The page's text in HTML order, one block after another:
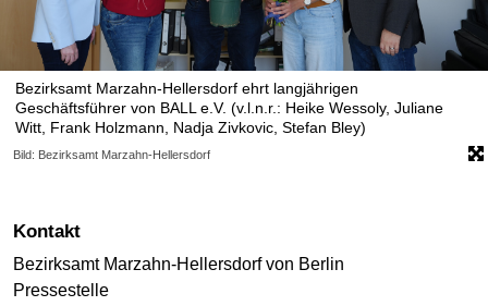
Bezirksamt Marzahn-Hellersdorf ehrt langjährigen
Geschäftsführer von BALL e.V. (v.l.n.r.: Heike Wessoly, Juliane
Witt, Frank Holzmann, Nadja Zivkovic, Stefan Bley)
Bild: Bezirksamt Marzahn-Hellersdorf
Kontakt
Bezirksamt Marzahn-Hellersdorf von Berlin
Pressestelle